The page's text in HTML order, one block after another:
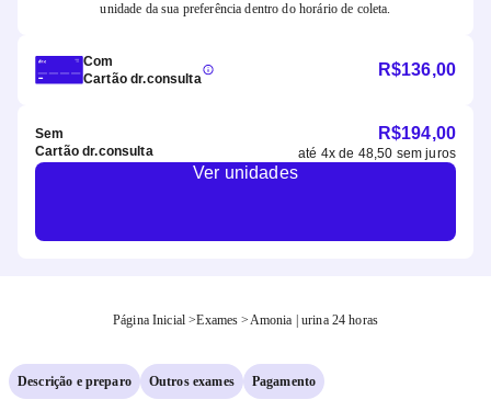
unidade da sua preferência dentro do horário de coleta.
Com
Cartão dr.consulta
R$136,00
Sem
Cartão dr.consulta
R$194,00
até 4x de 48,50 sem juros
Ver unidades
Página Inicial >Exames >Amonia | urina 24 horas
Descrição e preparo Outros exames Pagamento